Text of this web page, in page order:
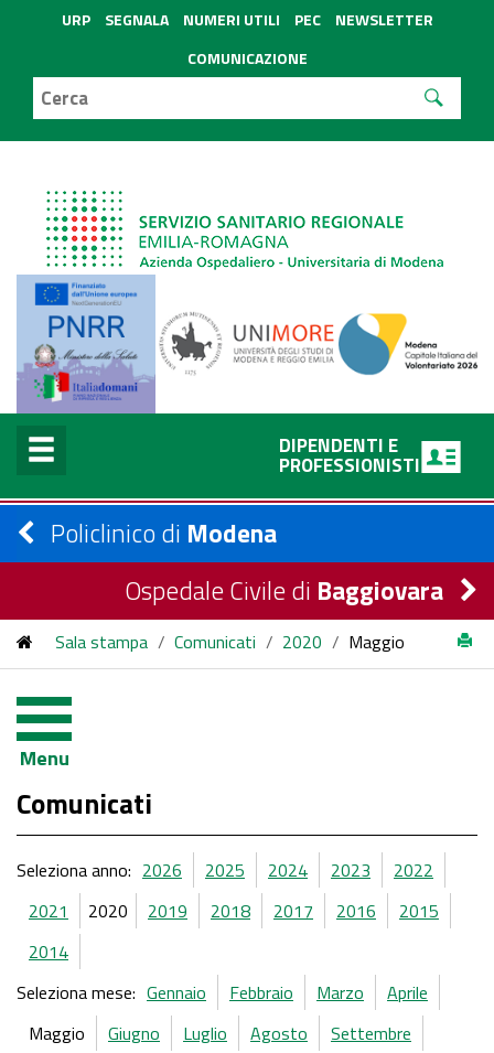
URP SEGNALA NUMERI UTILI PEC
NEWSLETTER
COMUNICAZIONE
DIPENDENTI E
PROFESSIONISTI
Policlinico di Modena
Ospedale Civile di Baggiovara
Sala stampa / Comunicati / 2020 / Maggio
Menu
Comunicati
Seleziona anno: 2026 2025 2024 2023
2022
2021
2020 2019 2018 2017 2016
2015
2014
Seleziona mese: Gennaio Febbraio Marzo
Aprile
Maggio
Giugno Luglio Agosto
Settembre